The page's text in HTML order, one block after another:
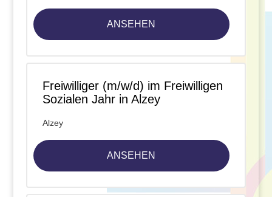
ANSEHEN
Freiwilliger (m/w/d) im Freiwilligen
Sozialen Jahr in Alzey
Alzey
ANSEHEN